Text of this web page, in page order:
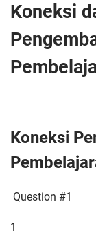
Koneksi
Koneksi
Question #1
1